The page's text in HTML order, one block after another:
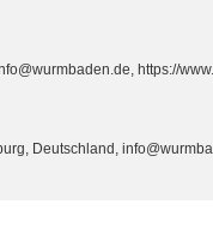
https://
Deutschland,